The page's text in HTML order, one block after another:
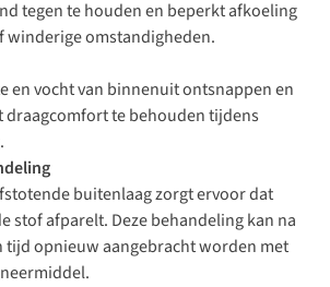
tegen te houden en beperkt afkoeling
winderige omstandigheden.
en vocht van binnenuit ontsnappen en
draagcomfort te behouden tijdens
buitenlaag zorgt ervoor dat
stof afparelt. Deze behandeling kan na
tijd opnieuw aangebracht worden met